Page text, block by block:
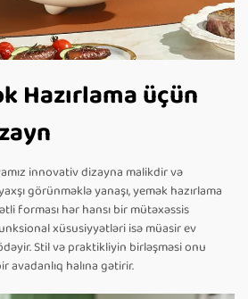
Hazırlama üçün
innovativ dizayna malikdir və
görünməklə yanaşı, yemək hazırlama
forması hər hansı bir mütəxəssis
xüsusiyyətləri isə müasir ev
Stil və praktikliyin birləşməsi onu
avadanlıq halına gətirir.